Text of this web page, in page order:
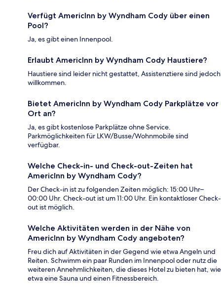
Verfügt AmericInn by Wyndham Cody über einen
Pool?
Ja, es gibt einen Innenpool.
Erlaubt AmericInn by Wyndham Cody Haustiere?
Haustiere sind leider nicht gestattet, Assistenztiere sind jedoch
willkommen.
Bietet AmericInn by Wyndham Cody Parkplätze vor
Ort an?
Ja, es gibt kostenlose Parkplätze ohne Service.
Parkmöglichkeiten für LKW/Busse/Wohnmobile sind
verfügbar.
Welche Check-in- und Check-out-Zeiten hat
AmericInn by Wyndham Cody?
Der Check-in ist zu folgenden Zeiten möglich: 15:00 Uhr–
00:00 Uhr. Check-out ist um 11:00 Uhr. Ein kontaktloser Check-
out ist möglich.
Welche Aktivitäten werden in der Nähe von
AmericInn by Wyndham Cody angeboten?
Freu dich auf Aktivitäten in der Gegend wie etwa Angeln und
Reiten. Schwimm ein paar Runden im Innenpool oder nutz die
weiteren Annehmlichkeiten, die dieses Hotel zu bieten hat, wie
etwa eine Sauna und einen Fitnessbereich.